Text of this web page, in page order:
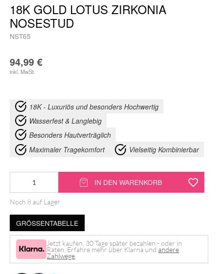
18K GOLD LOTUS ZIRKONIA
NOSESTUD
NST65
94,99 €
inkl. MwSt.
18K - Luxuriös und besonders Hochwertig
Wasserfest & Langlebig
Besonders Hautverträglich
Maximaler Tragekomfort
Vielseitig Kombinierbar
Gold
Lotus
Zirkonia
Nosestud
Menge
IN DEN WARENKORB
Noch 8 auf Lager
GRÖSSENTABELLE
Jetzt kaufen, 30 Tage später bezahlen - oder in
Raten. Erfahre mehr über Klarna undandere
Zahlwege